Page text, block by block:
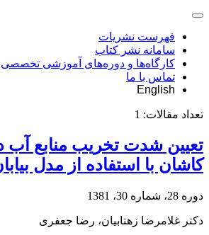
فهرست نشریات
سامانه نشر کتاب
کارگاه‌ها و دوره‌های آموزشی تخصصی
تماس با ما
English
تعداد مقالات: 1
تعیین شدت تخریب منابع آب
کاشان با استفاده از مدل
دوره 28، شماره 30، 1381
دکتر غلامرضا زهتابیان، رضا جعفری